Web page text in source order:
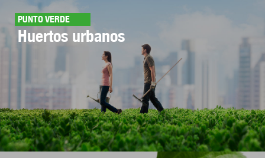
PUNTO VERDE
Huertos urbanos